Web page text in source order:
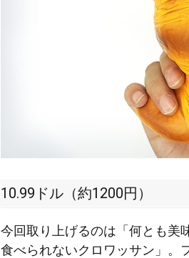
10.99ドル（約1200円）
今回取り上げるのは「何とも美
食べられないクロワッサン」。